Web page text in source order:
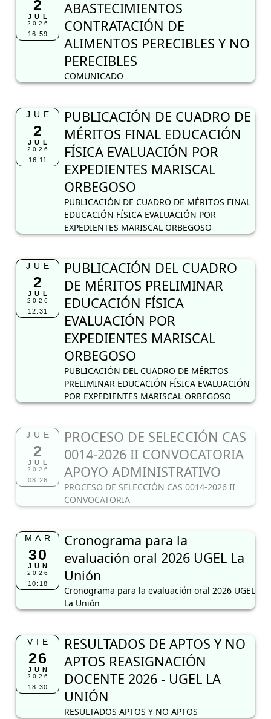
2
JUL
2026
16:59
ABASTECIMIENTOS
CONTRATACIÓN DE
ALIMENTOS PERECIBLES Y NO
PERECIBLES
COMUNICADO
JUE
2
JUL
2026
16:11
PUBLICACIÓN DE CUADRO DE
MÉRITOS FINAL EDUCACIÓN
FÍSICA EVALUACIÓN POR
EXPEDIENTES MARISCAL
ORBEGOSO
PUBLICACIÓN DE CUADRO DE MÉRITOS FINAL
EDUCACIÓN FÍSICA EVALUACIÓN POR
EXPEDIENTES MARISCAL ORBEGOSO
JUE
2
JUL
2026
12:31
PUBLICACIÓN DEL CUADRO
DE MÉRITOS PRELIMINAR
EDUCACIÓN FÍSICA
EVALUACIÓN POR
EXPEDIENTES MARISCAL
ORBEGOSO
PUBLICACIÓN DEL CUADRO DE MÉRITOS
PRELIMINAR EDUCACIÓN FÍSICA EVALUACIÓN
POR EXPEDIENTES MARISCAL ORBEGOSO
JUE
2
JUL
2026
08:26
PROCESO DE SELECCIÓN CAS
0014-2026 II CONVOCATORIA
APOYO ADMINISTRATIVO
PROCESO DE SELECCIÓN CAS 0014-2026 II
CONVOCATORIA
MAR
30
JUN
2026
10:18
Cronograma para la
evaluación oral 2026 UGEL La
Unión
Cronograma para la evaluación oral 2026 UGEL
La Unión
VIE
26
JUN
2026
18:30
RESULTADOS DE APTOS Y NO
APTOS REASIGNACIÓN
DOCENTE 2026 - UGEL LA
UNIÓN
RESULTADOS APTOS Y NO APTOS